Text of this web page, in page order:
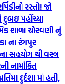
રસ્તો! જો
પહોંચ્યા
શાળા ચોરવણી નું
ના રંગપુર
સહયોગ થી વસ્ત્ર
નામાંકિત
દુર્દશા માં હતી,